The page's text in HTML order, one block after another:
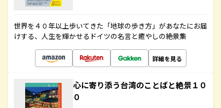
世界を４０年以上歩いてきた「地球の歩き方」があなたにお届
けする、人生を輝かせるドイツの名言と癒やしの絶景集
詳細を見る
心に寄り添う台湾のことばと絶景１０
０